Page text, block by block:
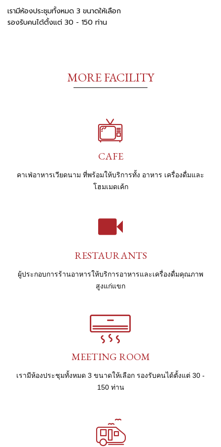
เรามีห้องประชุมทั้งหมด 3 ขนาดให้เลือก
รองรับคนได้ตั้งแต่ 30 - 150 ท่าน
MORE FACILITY
CAFE
คาเฟ่อาหารเวียดนาม ที่พร้อมให้บริการทั้ง อาหาร เครื่องดื่มและ
โฮมเมดเค้ก
RESTAURANTS
ผู้ประกอบการร้านอาหารให้บริการอาหารและเครื่องดื่มคุณภาพ
สูงแก่แขก
MEETING ROOM
เรามีห้องประชุมทั้งหมด 3 ขนาดให้เลือก รองรับคนได้ตั้งแต่ 30 -
150 ท่าน